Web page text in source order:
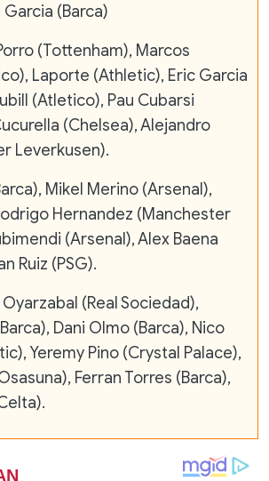
(Barca)
(Tottenham), Marcos
Laporte (Athletic), Eric Garcia
(Atletico), Pau Cubarsi
(Chelsea), Alejandro
Leverkusen).
Mikel Merino (Arsenal),
Hernandez (Manchester
(Arsenal), Alex Baena
Ruiz (PSG).
(Real Sociedad),
Dani Olmo (Barca), Nico
Yeremy Pino (Crystal Palace),
Ferran Torres (Barca),